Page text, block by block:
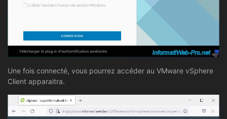
Une fois connecté, vous pourrez accéder au VMware vSphere
Client apparaitra.